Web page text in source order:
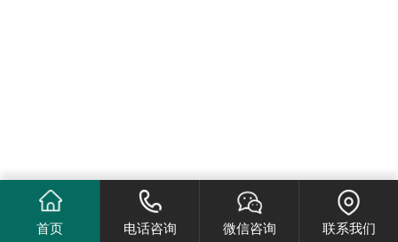
首页 电话咨询 微信咨询 联系我们